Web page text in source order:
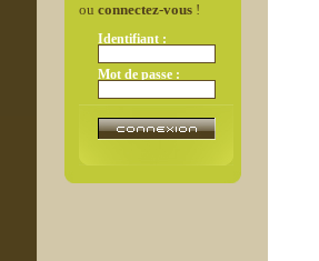
ou connectez-vous!
Identifiant :
Mot de passe :